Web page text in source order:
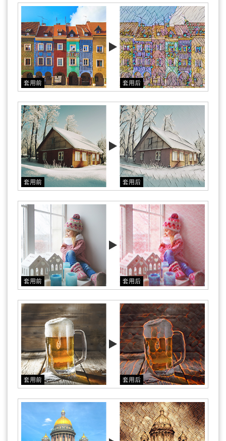
套用前 套用后
套用前 套用后
套用前 套用后
套用前 套用后